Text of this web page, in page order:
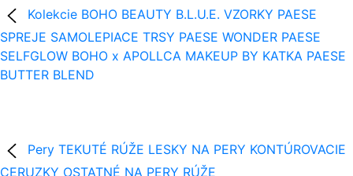
Kolekcie BOHO BEAUTY B.L.U.E. VZORKY PAESE
SPREJE SAMOLEPIACE TRSY PAESE WONDER PAESE
SELFGLOW BOHO x APOLLCA MAKEUP BY KATKA PAESE
BUTTER BLEND
Pery TEKUTÉ RÚŽE LESKY NA PERY KONTÚROVACIE
CERUZKY OSTATNÉ NA PERY RÚŽE